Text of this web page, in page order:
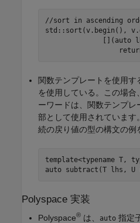
//sort in ascending
std::sort(v.begin(),
[](auto
関数テンプレートを使用
を使用している。この場合
ーワードは、関数テンプ
部として使用されています
続の戻り値の型の構文の例
template<typename T,
Polyspace 実装
Polyspace® は、 auto 指定